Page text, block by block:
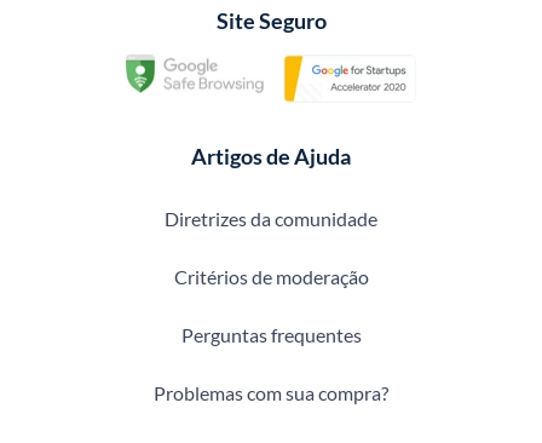
Site Seguro
Artigos de Ajuda
Diretrizes da comunidade
Critérios de moderação
Perguntas frequentes
Problemas com sua compra?